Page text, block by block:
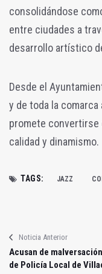
consolidándose
entre ciudades a
desarrollo artístico
Desde el
y de toda la
promete convertirse
calidad y dinamismo.
TAGS: JAZZ
Noticia Anterior
Acusan de
de Policía Local de